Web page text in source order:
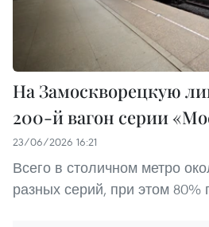
На Замоскворецкую
200-й вагон серии
23/06/2026 16:21
Всего в столичном метро
разных серий, при этом 80%